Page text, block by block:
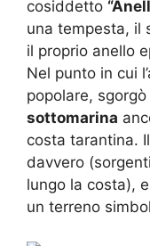
cosiddetto
una tempesta, il
il proprio anello
Nel punto in cui
popolare, sgorgò
sottomarina
costa tarantina.
davvero
lungo la costa),
un terreno